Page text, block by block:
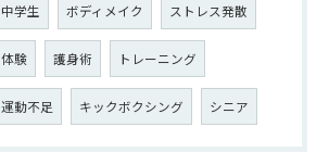
中学生 ボディメイク ストレス発散
体験 護身術 トレーニング
運動不足 キックボクシング シニア